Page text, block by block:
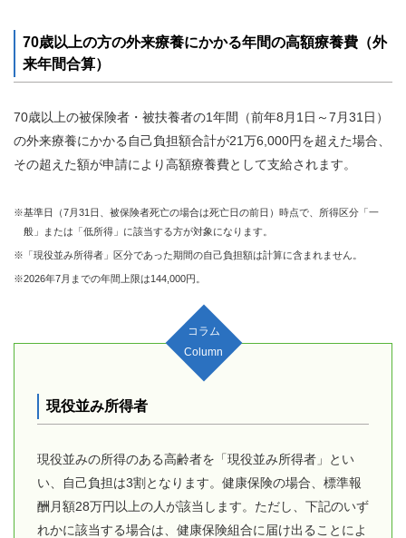
70歳以上の方の外来療養にかかる年間の高額療養費（外
来年間合算）
70歳以上の被保険者・被扶養者の1年間（前年8月1日～7月31日）
の外来療養にかかる自己負担額合計が21万6,000円を超えた場合、
その超えた額が申請により高額療養費として支給されます。
※基準日（7月31日、被保険者死亡の場合は死亡日の前日）時点で、所得区分「一
般」または「低所得」に該当する方が対象になります。
※「現役並み所得者」区分であった期間の自己負担額は計算に含まれません。
※2026年7月までの年間上限は144,000円。
コラム
Column
現役並み所得者
現役並みの所得のある高齢者を「現役並み所得者」とい
い、自己負担は3割となります。健康保険の場合、標準報
酬月額28万円以上の人が該当します。ただし、下記のいず
れかに該当する場合は、健康保険組合に届け出ることによ